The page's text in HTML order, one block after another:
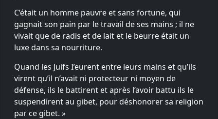
C’était un homme pauvre et sans fortune, qui
gagnait son pain par le travail de ses mains ; il ne
vivait que de radis et de lait et le beurre était un
luxe dans sa nourriture.
Quand les Juifs I’eurent entre leurs mains et qu’ils
virent qu’il n’avait ni protecteur ni moyen de
défense, ils le battirent et après l’avoir battu ils le
suspendirent au gibet, pour déshonorer sa religion
par ce gibet. »